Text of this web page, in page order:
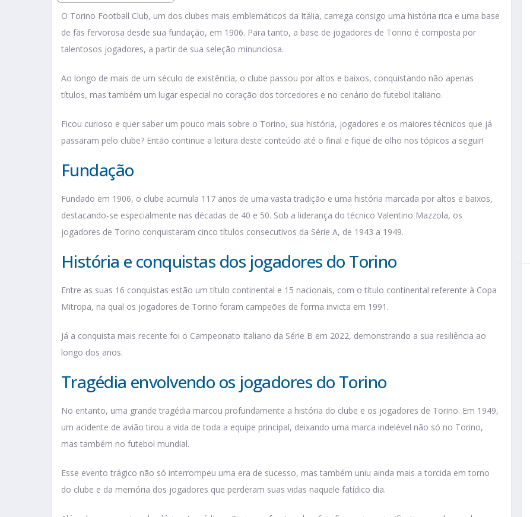
O Torino Football Club, um dos clubes mais emblemáticos da Itália, carrega consigo uma história rica e uma base
de fãs fervorosa desde sua fundação, em 1906. Para tanto, a base de jogadores de Torino é composta por
talentosos jogadores, a partir de sua seleção minunciosa.
Ao longo de mais de um século de existência, o clube passou por altos e baixos, conquistando não apenas
títulos, mas também um lugar especial no coração dos torcedores e no cenário do futebol italiano.
Ficou curioso e quer saber um pouco mais sobre o Torino, sua história, jogadores e os maiores técnicos que já
passaram pelo clube? Então continue a leitura deste conteúdo até o final e fique de olho nos tópicos a seguir!
Fundação
Fundado em 1906, o clube acumula 117 anos de uma vasta tradição e uma história marcada por altos e baixos,
destacando-se especialmente nas décadas de 40 e 50. Sob a liderança do técnico Valentino Mazzola, os
jogadores de Torino conquistaram cinco títulos consecutivos da Série A, de 1943 a 1949.
História e conquistas dos jogadores do Torino
Entre as suas 16 conquistas estão um título continental e 15 nacionais, com o título continental referente à Copa
Mitropa, na qual os jogadores de Torino foram campeões de forma invicta em 1991.
Já a conquista mais recente foi o Campeonato Italiano da Série B em 2022, demonstrando a sua resiliência ao
longo dos anos.
Tragédia envolvendo os jogadores do Torino
No entanto, uma grande tragédia marcou profundamente a história do clube e os jogadores de Torino. Em 1949,
um acidente de avião tirou a vida de toda a equipe principal, deixando uma marca indelével não só no Torino,
mas também no futebol mundial.
Esse evento trágico não só interrompeu uma era de sucesso, mas também uniu ainda mais a torcida em torno
do clube e da memória dos jogadores que perderam suas vidas naquele fatídico dia.